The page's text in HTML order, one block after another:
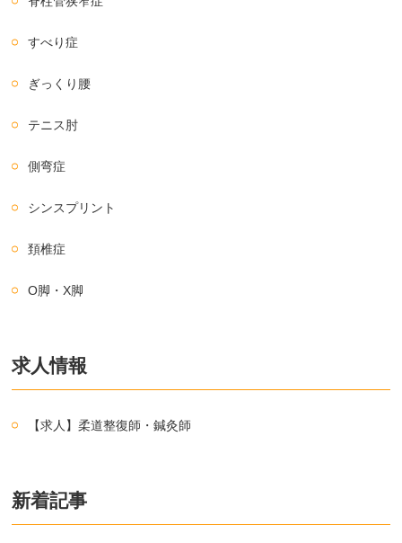
すべり症
ぎっくり腰
テニス肘
側弯症
シンスプリント
頚椎症
O脚・X脚
求人情報
【求人】柔道整復師・鍼灸師
新着記事